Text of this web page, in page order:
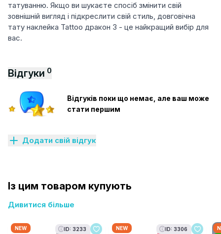
татуванню. Якщо ви шукаєте спосіб змінити свій
зовнішній вигляд і підкреслити свій стиль, довговічна
тату наклейка Tattoo дракон 3 - це найкращий вибір для
вас.
Відгуки 0
Відгуків поки що немає, але ваш може
стати першим
Додати свій відгук
Із цим товаром купують
Дивитися більше
NEW ID: 3233 NEW ID: 3306